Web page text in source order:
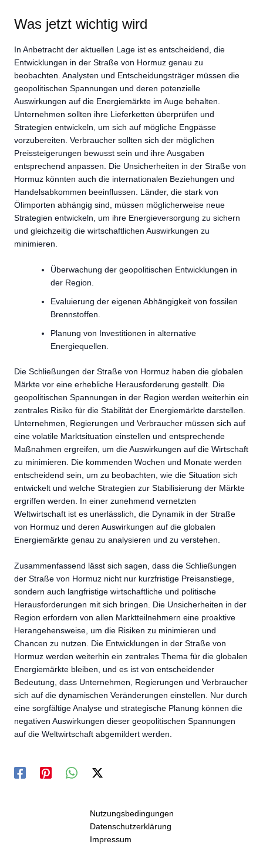
Was jetzt wichtig wird
In Anbetracht der aktuellen Lage ist es entscheidend, die
Entwicklungen in der Straße von Hormuz genau zu
beobachten. Analysten und Entscheidungsträger müssen die
geopolitischen Spannungen und deren potenzielle
Auswirkungen auf die Energiemärkte im Auge behalten.
Unternehmen sollten ihre Lieferketten überprüfen und
Strategien entwickeln, um sich auf mögliche Engpässe
vorzubereiten. Verbraucher sollten sich der möglichen
Preissteigerungen bewusst sein und ihre Ausgaben
entsprechend anpassen. Die Unsicherheiten in der Straße von
Hormuz könnten auch die internationalen Beziehungen und
Handelsabkommen beeinflussen. Länder, die stark von
Ölimporten abhängig sind, müssen möglicherweise neue
Strategien entwickeln, um ihre Energieversorgung zu sichern
und gleichzeitig die wirtschaftlichen Auswirkungen zu
minimieren.
Überwachung der geopolitischen Entwicklungen in
der Region.
Evaluierung der eigenen Abhängigkeit von fossilen
Brennstoffen.
Planung von Investitionen in alternative
Energiequellen.
Die Schließungen der Straße von Hormuz haben die globalen
Märkte vor eine erhebliche Herausforderung gestellt. Die
geopolitischen Spannungen in der Region werden weiterhin ein
zentrales Risiko für die Stabilität der Energiemärkte darstellen.
Unternehmen, Regierungen und Verbraucher müssen sich auf
eine volatile Marktsituation einstellen und entsprechende
Maßnahmen ergreifen, um die Auswirkungen auf die Wirtschaft
zu minimieren. Die kommenden Wochen und Monate werden
entscheidend sein, um zu beobachten, wie die Situation sich
entwickelt und welche Strategien zur Stabilisierung der Märkte
ergriffen werden. In einer zunehmend vernetzten
Weltwirtschaft ist es unerlässlich, die Dynamik in der Straße
von Hormuz und deren Auswirkungen auf die globalen
Energiemärkte genau zu analysieren und zu verstehen.
Zusammenfassend lässt sich sagen, dass die Schließungen
der Straße von Hormuz nicht nur kurzfristige Preisanstiege,
sondern auch langfristige wirtschaftliche und politische
Herausforderungen mit sich bringen. Die Unsicherheiten in der
Region erfordern von allen Marktteilnehmern eine proaktive
Herangehensweise, um die Risiken zu minimieren und
Chancen zu nutzen. Die Entwicklungen in der Straße von
Hormuz werden weiterhin ein zentrales Thema für die globalen
Energiemärkte bleiben, und es ist von entscheidender
Bedeutung, dass Unternehmen, Regierungen und Verbraucher
sich auf die dynamischen Veränderungen einstellen. Nur durch
eine sorgfältige Analyse und strategische Planung können die
negativen Auswirkungen dieser geopolitischen Spannungen
auf die Weltwirtschaft abgemildert werden.
Nutzungsbedingungen
Datenschutzerklärung
Impressum